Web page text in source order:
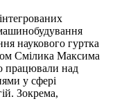
наукового гуртка
Смілика Максима
працювали над
у сфері
Зокрема,